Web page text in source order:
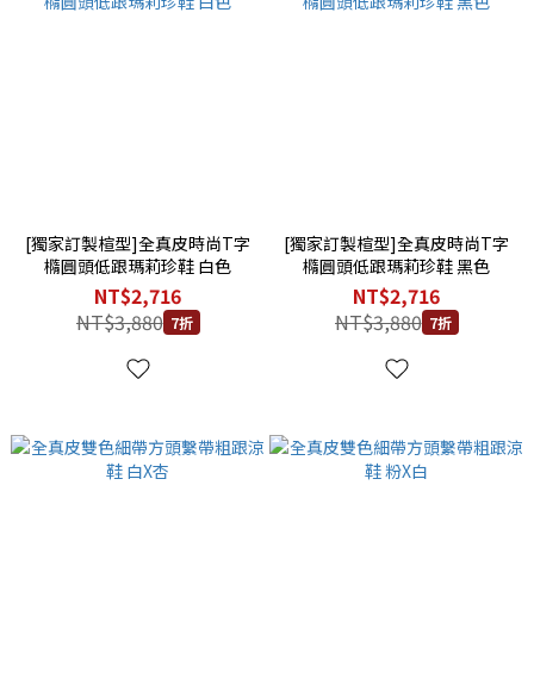
[獨家訂製楦型]全真皮時尚T字
橢圓頭低跟瑪莉珍鞋 白色
NT$2,716
NT$3,880 7折
[獨家訂製楦型]全真皮時尚T字
橢圓頭低跟瑪莉珍鞋 黑色
NT$2,716
NT$3,880 7折